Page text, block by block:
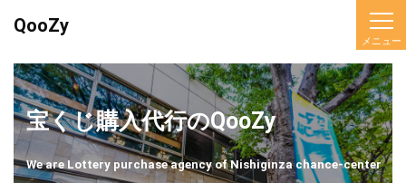
QooZy
宝くじ購入代行のQooZy
We are Lottery purchase agency of Nishiginza chance-center